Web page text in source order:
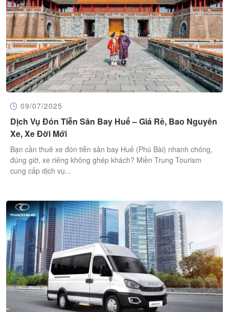
09/07/2025
Dịch Vụ Đón Tiễn Sân Bay Huế – Giá Rẻ, Bao Nguyên
Xe, Xe Đời Mới
Bạn cần thuê xe đón tiễn sân bay Huế (Phú Bài) nhanh chóng,
đúng giờ, xe riêng không ghép khách? Miền Trung Tourism
cung cấp dịch vụ...